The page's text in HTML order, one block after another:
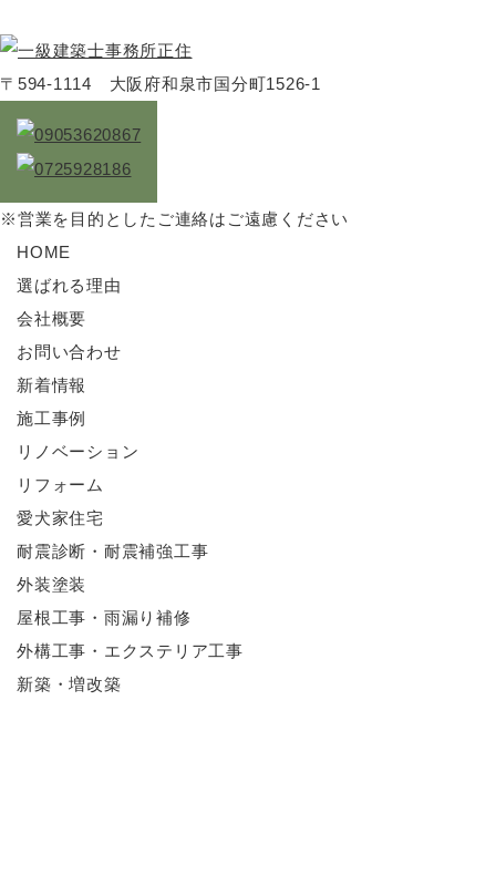
〒594-1114 大阪府和泉市国分町1526-1
※営業を目的としたご連絡はご遠慮ください
HOME
選ばれる理由
会社概要
お問い合わせ
新着情報
施工事例
リノベーション
リフォーム
愛犬家住宅
耐震診断・耐震補強工事
外装塗装
屋根工事・雨漏り補修
外構工事・エクステリア工事
新築・増改築